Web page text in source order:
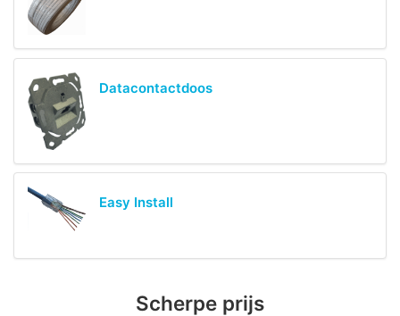
Datacontactdoos
Easy Install
Scherpe prijs